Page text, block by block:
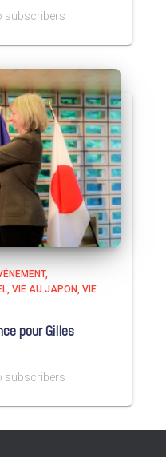
subscribers
VIE AU JAPON VIE
pour Gilles
subscribers